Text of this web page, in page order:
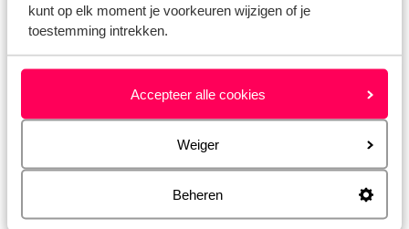
kunt op elk moment je voorkeuren wijzigen of je
toestemming intrekken.
Accepteer alle cookies
Weiger
Beheren
Heb jij jouw antwoord niet gevonden?
Whatsapp ons!
WhatsApp ons op het nummer+. Je kunt ons op
hetzelfde nummer ook bellen, houd dan rekening
met langere wachttijden.